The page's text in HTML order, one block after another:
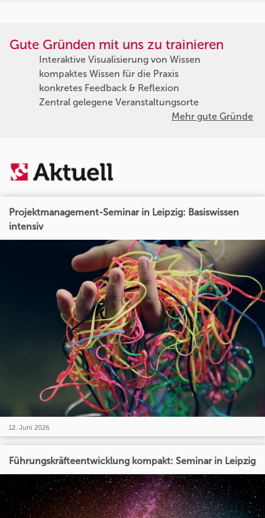
Gute Gründen mit uns zu trainieren
Interaktive Visualisierung von Wissen
kompaktes Wissen für die Praxis
konkretes Feedback & Reflexion
Zentral gelegene Veranstaltungsorte
Mehr gute Gründe
Projektmanagement-Seminar in Leipzig: Basiswissen
intensiv
12. Juni 2026
Führungskräfteentwicklung kompakt: Seminar in Leipzig